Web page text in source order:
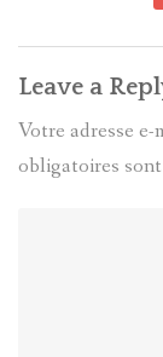
Leave a
Votre adresse
obligatoires